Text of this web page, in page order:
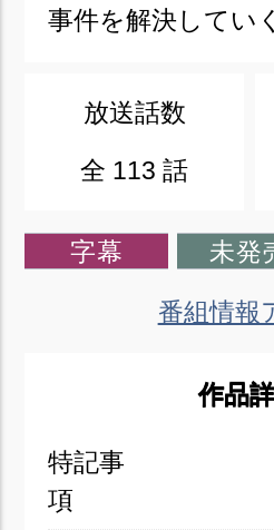
事件を解決してい
放送話数
全 113 話
字幕 未発
番組情報
作品
特記事
項